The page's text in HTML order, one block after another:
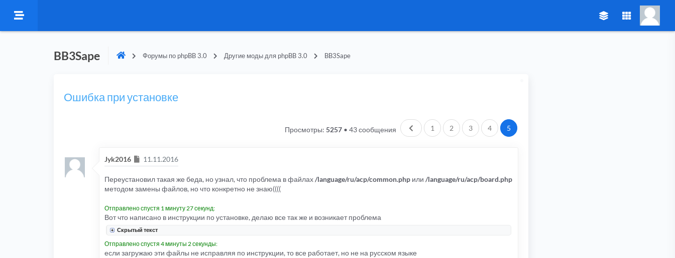
BB3Sape Форумы по phpBB 3.0 Другие моды для phpBB 3.0 BB3Sape
Ошибка при установке
43 сообщения Пред.
1 2 3 4 5
Просмотры: 5257•
Jyk2016 Сообщение
11.11.2016
Переустановил такая же беда, но узнал, что проблема в файлах/language/ru/acp/common.php или /language/ru/acp/board.php
методом замены файлов, но что конкретно не знаю((((
Отправлено спустя 1 минуту 27 секунд:
Вот что написано в инструкции по установке, делаю все так же и возникает проблема
Скрытый текст
Отправлено спустя 4 минуты 2 секунды:
если загружаю эти файлы не исправляя по инструкции, то все работает, но не на русском языке